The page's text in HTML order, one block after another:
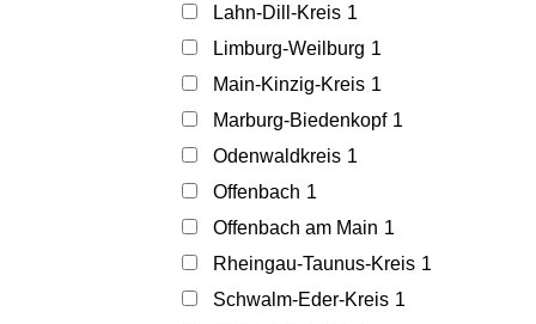
Lahn-Dill-Kreis 1
Limburg-Weilburg 1
Main-Kinzig-Kreis 1
Marburg-Biedenkopf 1
Odenwaldkreis 1
Offenbach 1
Offenbach am Main 1
Rheingau-Taunus-Kreis 1
Schwalm-Eder-Kreis 1